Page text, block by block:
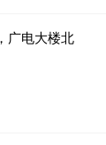
广电大楼北